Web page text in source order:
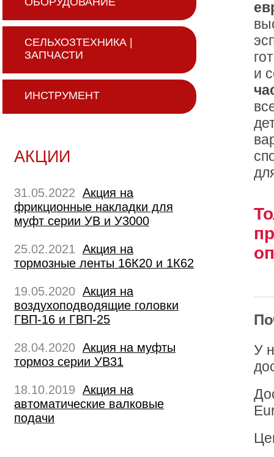
СЕЛЬХОЗТЕХНИКА |
ЗАПЧАСТИ
ИНСТРУМЕНТ
АКЦИИ
31.05.2022 Акция на
фрикционные накладки для
муфт серии УВ и У3000
25.02.2021 Акция на
тормозные ленты 16К20 и 1К62
19.05.2020 Акция на
воздухоподводящие головки
ГВП-16 и ГВП-25
28.04.2020 Акция на муфты
тормоз серии УВ31
18.10.2019 Акция на
автоматические валковые
подачи
и
У